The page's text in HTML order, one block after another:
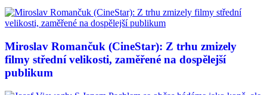
Miroslav Romančuk (CineStar): Z trhu zmizely
filmy střední velikosti, zaměřené na dospělejší
publikum